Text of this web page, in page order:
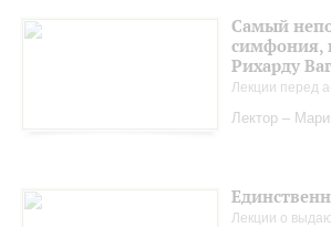
Самый
симфония,
Рихарду
Лекции перед
Лектор –
Лекции о